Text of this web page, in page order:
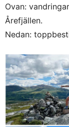
Ovan:
Årefjällen.
Nedan: